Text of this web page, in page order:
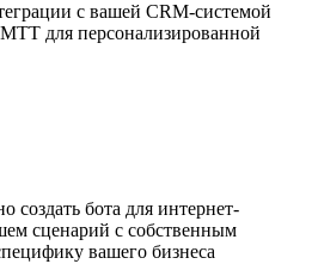
с вашей CRM-системой
для персонализированной
создать бота для интернет-
сценарий с собственным
вашего бизнеса